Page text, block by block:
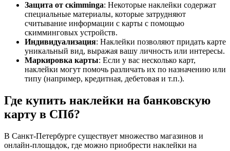
Защита от скimminga: Некоторые наклейки содержат
специальные материалы, которые затрудняют
считывание информации с карты с помощью
скимминговых устройств.
Индивидуализация: Наклейки позволяют придать карте
уникальный вид, выражая вашу личность или интересы.
Маркировка карты: Если у вас несколько карт,
наклейки могут помочь различать их по назначению или
типу (например, кредитная, дебетовая и т.п.).
Где купить наклейки на банковскую
карту в СПб?
В Санкт-Петербурге существует множество магазинов и
онлайн-площадок, где можно приобрести наклейки на